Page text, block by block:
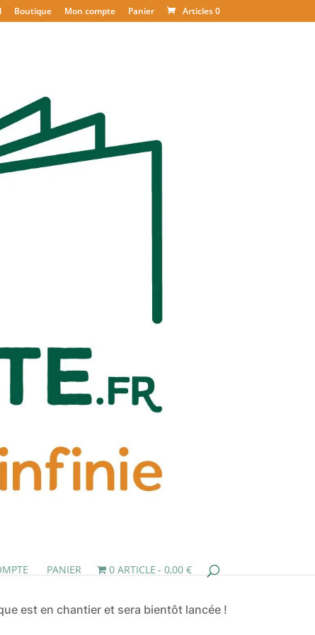
Boutique Mon compte Panier Articles 0
PANIER 0 ARTICLE 0,00 €
est en chantier et sera bientôt lancée !